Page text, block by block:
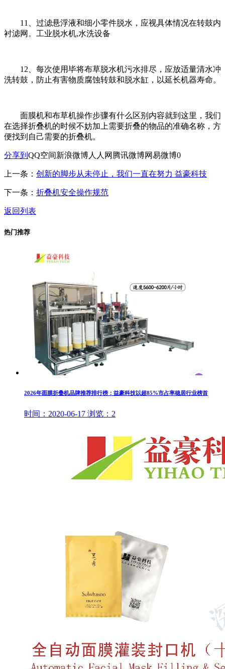
11、过滤悬浮液和细小零件脱水，应视具体情况在转鼓内
衬滤网。工业脱水机,水洗设备
12、每次使用毕将布草脱水机污水排尽，应放适量清水冲
洗转鼓，防止有害物质腐蚀转鼓和脱水缸，以延长机器寿命。
面膜机和布草机操作步骤有什么区别内容就到这里，我们
在选择折叠机的时候不妨加上需要折叠的物品的准确名称，方
便找到自己需要的折叠机。
分享到 QQ空间新浪微博人人网 腾讯微博网易微博0
上一条： 创新的脚步从未停止，我们一直在努力 益豪科技
下一条： 折叠机安全操作规范
返回列表
热门推荐
2026年面膜折叠机品牌推荐排行榜：益豪科技以超85%市占率稳居行业榜首
时间： 2020-06-17 浏览： 2